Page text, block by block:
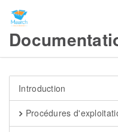
Introduction
Procédures